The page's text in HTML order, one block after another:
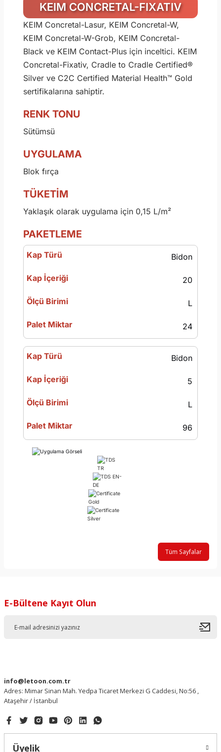
KEIM CONCRETAL-FIXATIV
KEIM Concretal-Lasur, KEIM Concretal-W,
KEIM Concretal-W-Grob, KEIM Concretal-
Black ve KEIM Contact-Plus için inceltici. KEIM
Concretal-Fixativ, Cradle to Cradle Certified®
Silver ve C2C Certified Material Health™ Gold
sertifikalarına sahiptir.
RENK TONU
Sütümsü
UYGULAMA
Blok fırça
TÜKETİM
Yaklaşık olarak uygulama için 0,15 L/m²
PAKETLEME
Bidon
20
L
24
Bidon
5
L
96
Tüm Sayfalar
E-Bültene Kayıt Olun
info@letoon.com.tr
Adres: Mimar Sinan Mah. Yedpa Ticaret Merkezi G Caddesi, No:56 ,
Ataşehir / İstanbul
Üyelik